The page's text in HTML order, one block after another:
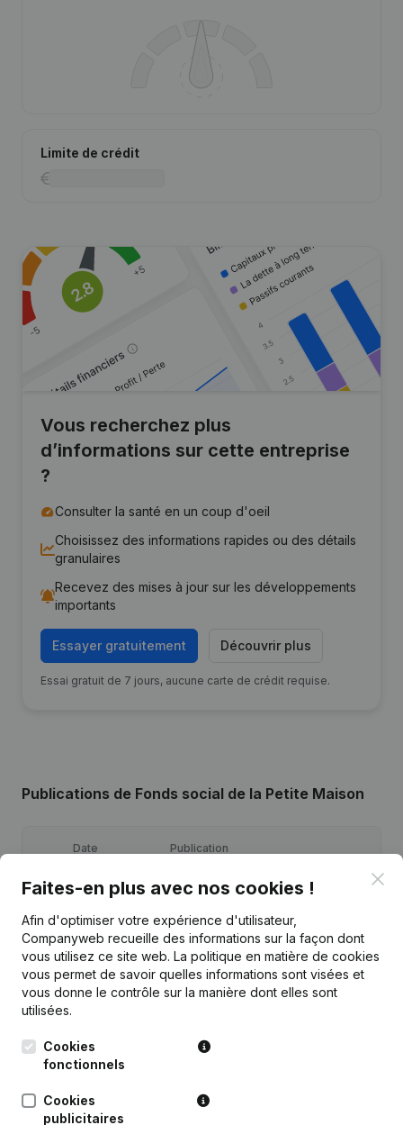
Limite de crédit
Vous recherchez plus
d’informations sur cette entreprise
?
Consulter la santé en un coup d'oeil
Choisissez des informations rapides ou des détails
granulaires
Recevez des mises à jour sur les développements
importants
Essayer gratuitement Découvrir plus
Essai gratuit de 7 jours, aucune carte de crédit requise.
Publications de Fonds social de la Petite Maison
Date Publication
12-05-2021 Demissions, Nominations
21-01-2014 Demissions, Nominations
10-12-2012 Demissions, Nominations
02-08-2007
Modification(s) Statuts Conseil
d'Administration
Faites-en plus avec nos cookies !
Afin d'optimiser votre expérience d'utilisateur,
Companyweb recueille des informations sur la façon dont
vous utilisez ce site web. La politique en matière de cookies
vous permet de savoir quelles informations sont visées et
vous donne le contrôle sur la manière dont elles sont
utilisées.
Cookies
fonctionnels
Cookies
publicitaires